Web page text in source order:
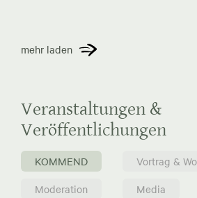
mehr laden
Veranstaltungen &
Veröffentlichungen
KOMMEND
Vortrag &
Moderation
Media